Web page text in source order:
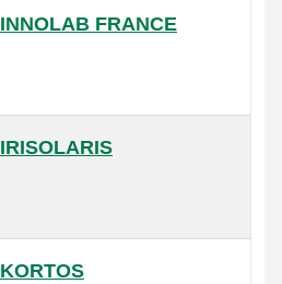
INNOLAB FRANCE
IRISOLARIS
KORTOS